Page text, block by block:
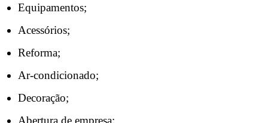
Equipamentos;
Acessórios;
Reforma;
Ar-condicionado;
Decoração;
Abertura de empresa;